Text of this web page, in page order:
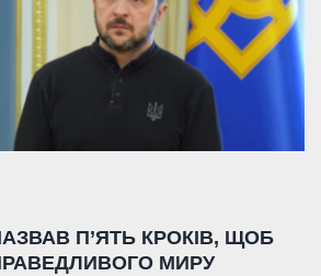
П’ЯТЬ КРОКІВ, ЩОБ
МИРУ